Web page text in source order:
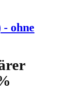
ohne